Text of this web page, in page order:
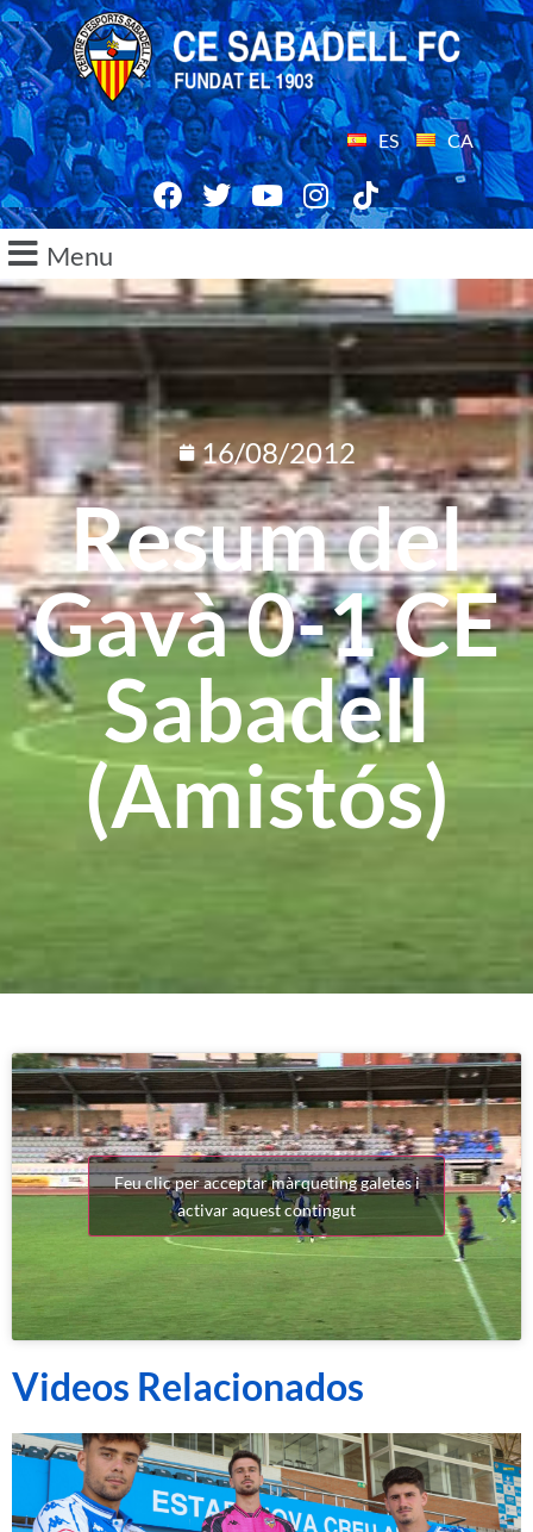
ES CA
Menu
16/08/2012
Resum del
Gavà 0-1 CE
Sabadell
(Amistós)
Feu clic per acceptar màrqueting galetes i
activar aquest contingut
Videos Relacionados